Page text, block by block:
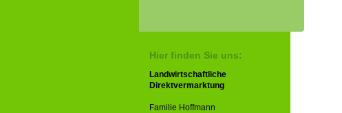
Hier finden Sie uns:
Landwirtschaftliche
Direktvermarktung
Familie Hoffmann